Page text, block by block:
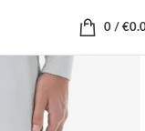
0 / €